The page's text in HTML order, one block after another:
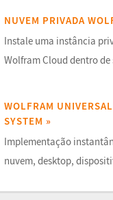
NUVEM PRIVADA
Instale uma instância
Wolfram Cloud dentro
WOLFRAM
SYSTEM »
Implementação
nuvem, desktop,